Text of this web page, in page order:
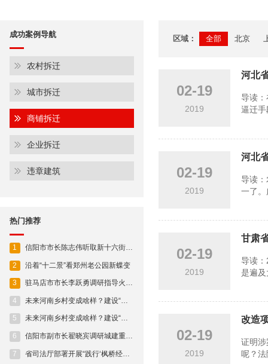
成功案例导航
农村拆迁
城市拆迁
商铺拆迁
企业拆迁
违章建筑
热门推荐
1 信阳市市长陈志伟听取新十六街贯通工程规划设计情况
2 沿着“十二景”看郑州老公园新蝶变
3 驻马店市市长李跃勇调研指导火车站片区开发建设
4 未来河南乡村变成啥样？建设“施工图”来了！
5 未来河南乡村变成啥样？建设“施工图”来了！
6 信阳市副市长翟晓宾调研城建重点项目建设进展情况
7 省司法厅部署开展“践行‘枫桥经验’ 助力平安河南” 人民调解专项活动
区域： 全部 北京
02-19
2019
河北
导读
逼迁
02-19
2019
河北
导读
一了
02-19
2019
甘肃
导读
是遍
02-19
2019
改造
证明
呢？